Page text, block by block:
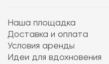
Наша площадка
Доставка и оплата
Условия аренды
Идеи для вдохновения